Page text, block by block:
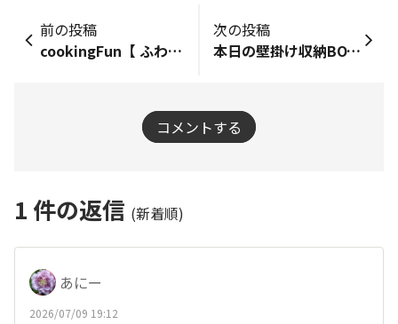
前の投稿
cookingFun【 ふわふわパンケーキ、カリカリベーコンとふわふわスクランブルエッグとハッシュドポテト】
次の投稿
本日の壁掛け収納BOXこんな感じに仕上がりました🩷
コメントする
1 件の返信 (新着順)
あにー
2026/07/09 19:12